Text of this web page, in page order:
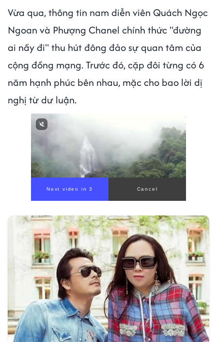
Vừa qua, thông tin nam diễn viên Quách Ngọc
Ngoan và Phượng Chanel chính thức "đường
ai nấy đi" thu hút đông đảo sự quan tâm của
cộng đồng mạng. Trước đó, cặp đôi từng có 6
năm hạnh phúc bên nhau, mặc cho bao lời dị
nghị từ dư luận.
Next video in 2 Cancel